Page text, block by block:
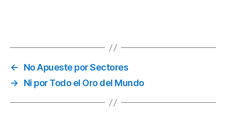
←
No Apueste por Sectores
→
Ni por Todo el Oro del Mundo